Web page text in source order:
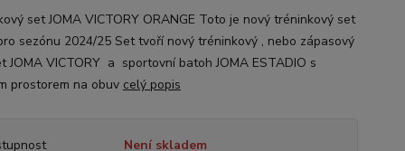
set JOMA VICTORY ORANGE Toto je nový tréninkový set
sezónu 2024/25 Set tvoří nový tréninkový , nebo zápasový
JOMA VICTORY a sportovní batoh JOMA ESTADIO s
prostorem na obuv celý popis
Není skladem